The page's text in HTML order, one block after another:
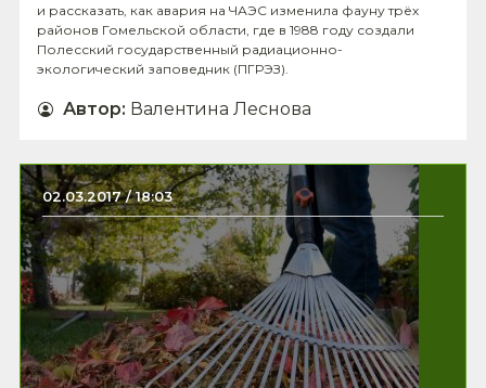
и рассказать, как авария на ЧАЭС изменила фауну трёх
районов Гомельской области, где в 1988 году создали
Полесский государственный радиационно-
экологический заповедник (ПГРЭЗ).
Автор: Валентина Леснова
02.03.2017 / 18:03